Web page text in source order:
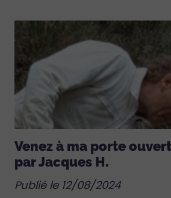
Venez à ma porte
par Jacques H.
Publié le 12/08/2024